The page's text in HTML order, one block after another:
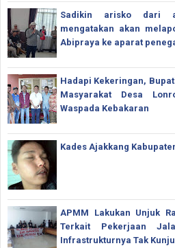
Sadikin arisko dari
mengatakan akan
Abipraya ke aparat
Hadapi Kekeringan,
Masyarakat Desa
Waspada Kebakaran
Kades Ajakkang
APMM Lakukan Unjuk
Terkait Pekerjaan
Infrastrukturnya Tak